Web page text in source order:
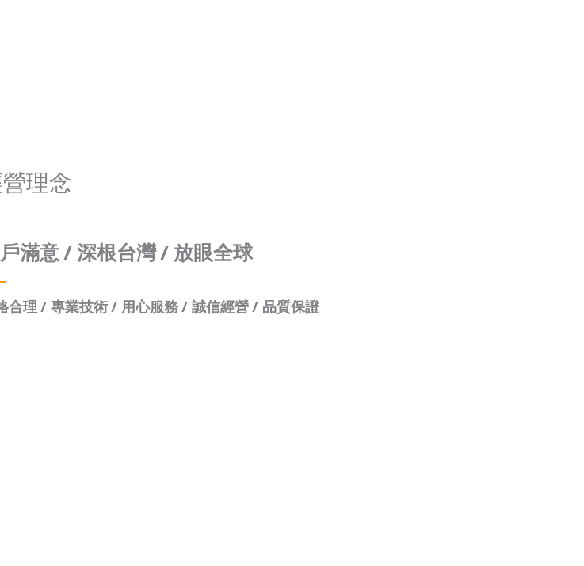
理念
滿意 / 深根台灣 / 放眼全球
合理 / 專業技術/ 用心服務/ 誠信經營/ 品質保證